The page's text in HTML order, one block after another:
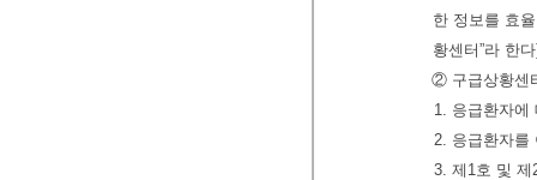
한 정보를 효
황센터”라 한
② 구급상황센
1. 응급환자에
2. 응급환자를
3. 제1호 및 제